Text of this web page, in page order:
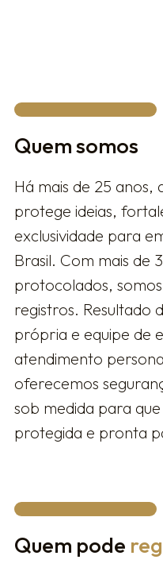
Quem somos
Há mais de 25 anos,
protege ideias,
exclusividade para
Brasil. Com mais de
protocolados,
registros. Resultado
própria e equipe de
atendimento
oferecemos
sob medida para
protegida e pronta
Quem pode